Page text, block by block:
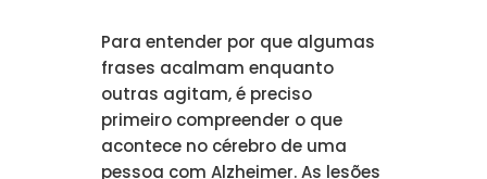
Para entender por que algumas
frases acalmam enquanto
outras agitam, é preciso
primeiro compreender o que
acontece no cérebro de uma
pessoa com Alzheimer. As lesões